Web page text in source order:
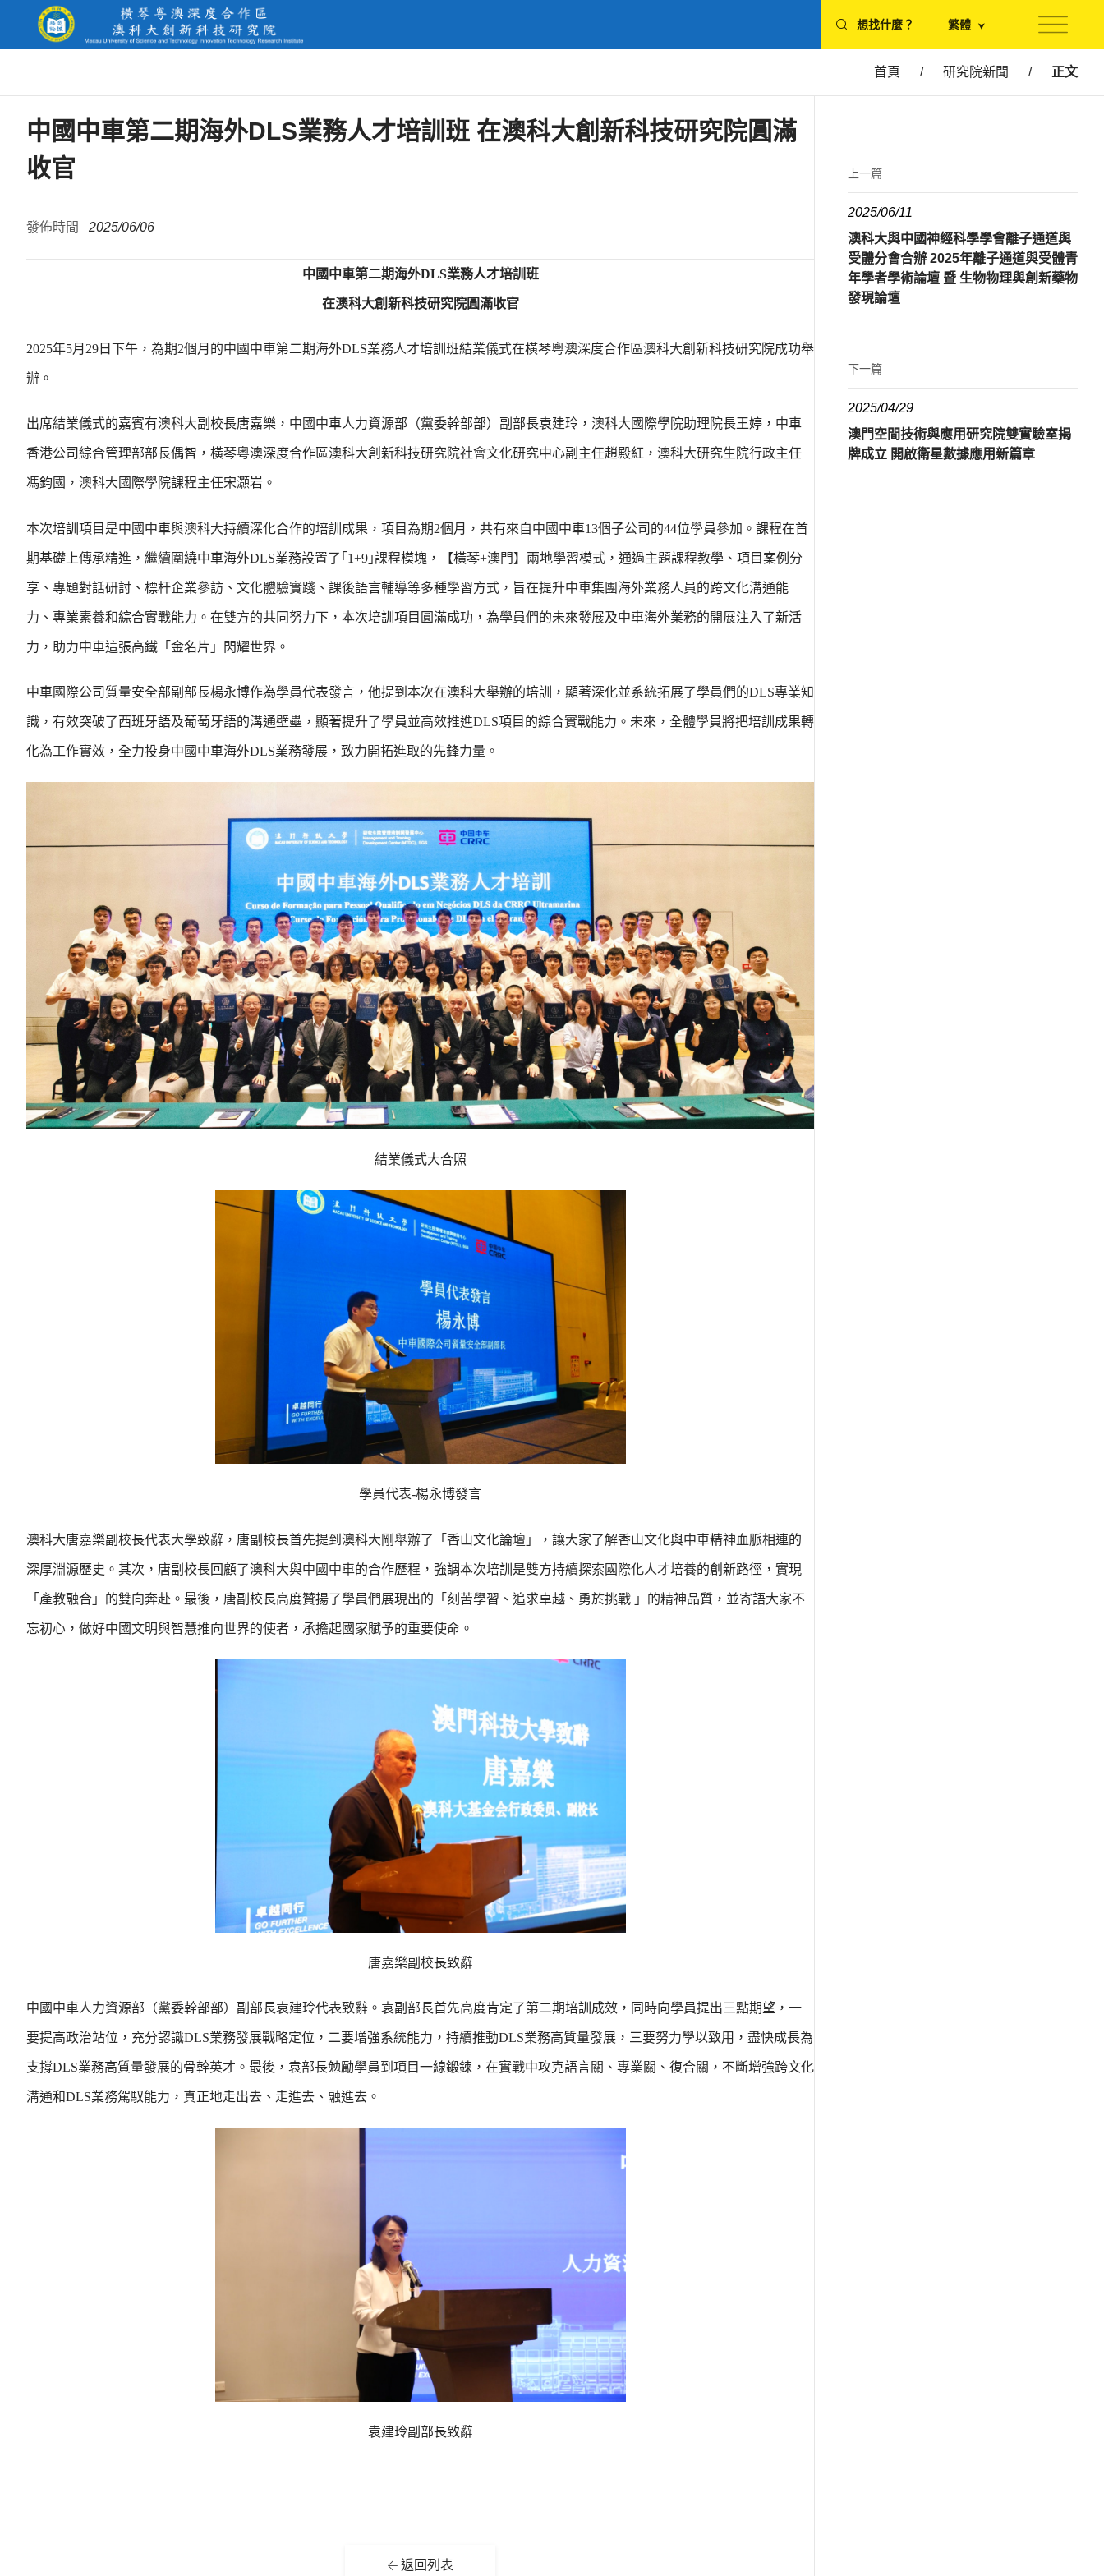
想找什麼？ 繁體
首頁 / 研究院新聞 / 正文
中國中車第二期海外DLS業務人才培訓班 在澳科大創新科技研究院圓滿
收官
發佈時間 2025/06/06
中國中車第二期海外DLS業務人才培訓班
在澳科大創新科技研究院圓滿收官
2025年5月29日下午，為期2個月的中國中車第二期海外DLS業務人才培訓班結業儀式在橫琴粵澳深度合作區澳科大創新科技研究院成功舉
辦。
出席結業儀式的嘉賓有澳科大副校長唐嘉樂，中國中車人力資源部（黨委幹部部）副部長袁建玲，澳科大國際學院助理院長王婷，中車
香港公司綜合管理部部長偶智，橫琴粵澳深度合作區澳科大創新科技研究院社會文化研究中心副主任趙殿紅，澳科大研究生院行政主任
馮鈞國，澳科大國際學院課程主任宋灝岩。
本次培訓項目是中國中車與澳科大持續深化合作的培訓成果，項目為期2個月，共有來自中國中車13個子公司的44位學員參加。課程在首
期基礎上傳承精進，繼續圍繞中車海外DLS業務設置了｢1+9｣課程模塊，【橫琴+澳門】兩地學習模式，通過主題課程教學、項目案例分
享、專題對話研討、標杆企業參訪、文化體驗實踐、課後語言輔導等多種學習方式，旨在提升中車集團海外業務人員的跨文化溝通能
力、專業素養和綜合實戰能力。在雙方的共同努力下，本次培訓項目圓滿成功，為學員們的未來發展及中車海外業務的開展注入了新活
力，助力中車這張高鐵「金名片」閃耀世界。
中車國際公司質量安全部副部長楊永博作為學員代表發言，他提到本次在澳科大舉辦的培訓，顯著深化並系統拓展了學員們的DLS專業知
識，有效突破了西班牙語及葡萄牙語的溝通壁壘，顯著提升了學員並高效推進DLS項目的綜合實戰能力。未來，全體學員將把培訓成果轉
化為工作實效，全力投身中國中車海外DLS業務發展，致力開拓進取的先鋒力量。
結業儀式大合照
學員代表-楊永博發言
澳科大唐嘉樂副校長代表大學致辭，唐副校長首先提到澳科大剛舉辦了「香山文化論壇」，讓大家了解香山文化與中車精神血脈相連的
深厚淵源歷史。其次，唐副校長回顧了澳科大與中國中車的合作歷程，強調本次培訓是雙方持續探索國際化人才培養的創新路徑，實現
「產教融合」的雙向奔赴。最後，唐副校長高度贊揚了學員們展現出的「刻苦學習、追求卓越、勇於挑戰 」的精神品質，並寄語大家不
忘初心，做好中國文明與智慧推向世界的使者，承擔起國家賦予的重要使命。
唐嘉樂副校長致辭
中國中車人力資源部（黨委幹部部）副部長袁建玲代表致辭。袁副部長首先高度肯定了第二期培訓成效，同時向學員提出三點期望，一
要提高政治站位，充分認識DLS業務發展戰略定位，二要增強系統能力，持續推動DLS業務高質量發展，三要努力學以致用，盡快成長為
支撐DLS業務高質量發展的骨幹英才。最後，袁部長勉勵學員到項目一線鍛鍊，在實戰中攻克語言關、專業關、復合關，不斷增強跨文化
溝通和DLS業務駕馭能力，真正地走出去、走進去、融進去。
袁建玲副部長致辭
返回列表
上一篇
2025/06/11
澳科大與中國神經科學學會離子通道與
受體分會合辦 2025年離子通道與受體青
年學者學術論壇 暨 生物物理與創新藥物
發現論壇
下一篇
2025/04/29
澳門空間技術與應用研究院雙實驗室揭
牌成立 開啟衛星數據應用新篇章​